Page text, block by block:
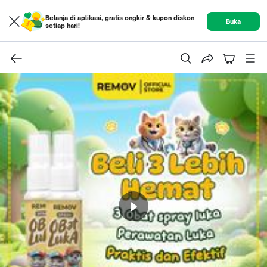
Belanja di aplikasi, gratis ongkir & kupon diskon
setiap hari!
Buka